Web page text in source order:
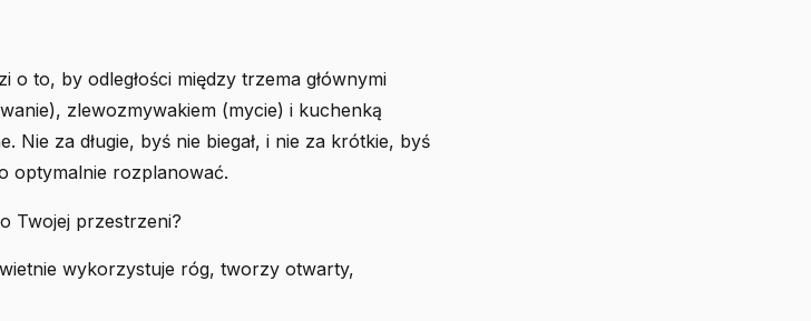
o to, by odległości między trzema głównymi
zlewozmywakiem (mycie) i kuchenką
Nie za długie, byś nie biegał, i nie za krótkie, byś
optymalnie rozplanować.
Twojej przestrzeni?
wykorzystuje róg, tworzy otwarty,